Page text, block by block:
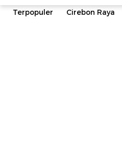
Terpopuler
Cirebon Raya